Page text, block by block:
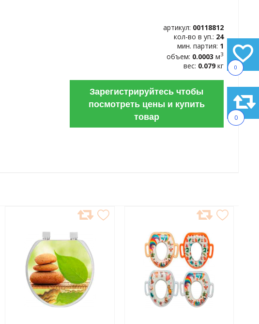
0
0
артикул: 00118812
кол-во в уп.: 24
мин. партия: 1
объем: 0.0003 м3
вес: 0.079кг
Зарегистрируйтесь чтобы
посмотреть цены и купить
товар
ИЗБРАННОЕ
ИЗБРАННОЕ